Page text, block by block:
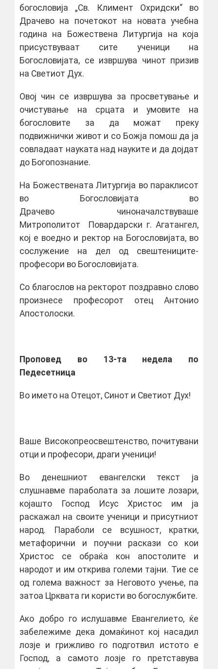
богословија „Св. Климент Охридски“ во
Драчево на почетокот на новата учебна
година на Божествена Литургија на која
присуствуваат сите ученици на
Богословијата, се извршува чинот призив
на Светиот Дух.
Овој чин се извршува за просветување и
очистување на срцата и умовите на
богословите за да можат преку
подвижнички живот и со Божја помош да ја
совладаат науката над науките и да дојдат
до Богопознание.
На Божествената Литургија во параклисот
во Богословијата во
Драчево чиноначалствуваше
Митрополитот Повардарски г. Агатангел,
кој е воедно и ректор на Богословијата, во
сослужение на дел од свештениците-
професори во Богословијата.
Со благослов на ректорот поздравно слово
произнесе професорот отец Антонио
Апостолоски.
Проповед во 13-та недела по
Педесетница
Во името на Отецот, Синот и Светиот Дух!
Ваше Високопреосвештенство, почитувани
отци и професори, драги ученици!
Во денешниот евангелски текст ја
слушнавме параболата за лошите лозари,
којашто Господ Исус Христос им ја
раскажал на своите ученици и присутниот
народ. Параболи се всушност, кратки,
метафорични и поучни раскази со кои
Христос се обраќа кон апостолите и
народот и им открива големи тајни. Тие се
од голема важност за Неговото учење, па
затоа Црквата ги користи во богослужбите.
Ако добро го ислушавме Евангелието, ќе
забележиме дека домаќинот кој насадил
лозје и грижливо го подготвил истото е
Господ, а самото лозје го претставува